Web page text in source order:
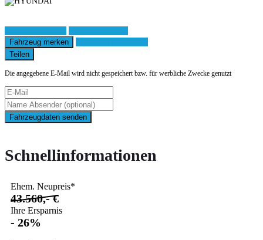
Fahrzeug merken
Teilen
Die angegebene E-Mail wird nicht gespeichert bzw. für werbliche Zwecke genutzt
Fahrzeugdaten senden
Schnellinformationen
Ehem. Neupreis*
43.560,- €
Ihre Ersparnis
- 26%